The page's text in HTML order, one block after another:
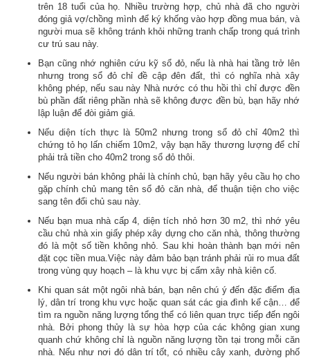
trên 18 tuổi của họ. Nhiều trường hợp, chủ nhà đã cho người
đóng giả vợ/chồng mình để ký khống vào hợp đồng mua bán, và
người mua sẽ không tránh khỏi những tranh chấp trong quá trình
cư trú sau này.
Bạn cũng nhớ nghiên cứu kỹ sổ đỏ, nếu là nhà hai tầng trở lên
nhưng trong sổ đỏ chỉ đề cập đên đất, thì có nghĩa nhà xây
không phép, nếu sau này Nhà nước có thu hồi thì chỉ được đền
bù phần đất riêng phần nhà sẽ không được đền bù, bạn hãy nhớ
lập luận để đòi giảm giá.
Nếu diện tích thực là 50m2 nhưng trong sổ đỏ chỉ 40m2 thì
chứng tỏ họ lấn chiếm 10m2, vậy bạn hãy thương lượng để chỉ
phải trả tiền cho 40m2 trong sổ đỏ thôi.
Nếu người bán không phải là chính chủ, bạn hãy yêu cầu họ cho
gặp chính chủ mang tên sổ đỏ căn nhà, để thuận tiện cho việc
sang tên đổi chủ sau này.
Nếu bạn mua nhà cấp 4, diện tích nhỏ hơn 30 m2, thì nhớ yêu
cầu chủ nhà xin giấy phép xây dựng cho căn nhà, thông thường
đó là một số tiền không nhỏ. Sau khi hoàn thành bạn mới nên
đặt cọc tiền mua.Việc này đảm bảo bạn tránh phải rủi ro mua đất
trong vùng quy hoạch – là khu vực bị cấm xây nhà kiên cố.
Khi quan sát một ngôi nhà bán, bạn nên chú ý đến đặc điểm địa
lý, dân trí trong khu vực hoặc quan sát các gia đình kế cận… để
tìm ra nguồn năng lượng tổng thể có liên quan trực tiếp đến ngôi
nhà. Bởi phong thủy là sự hòa hợp của các không gian xung
quanh chứ không chỉ là nguồn năng lượng tồn tại trong mỗi căn
nhà. Nếu như nơi đó dân trí tốt, có nhiều cây xanh, đường phố